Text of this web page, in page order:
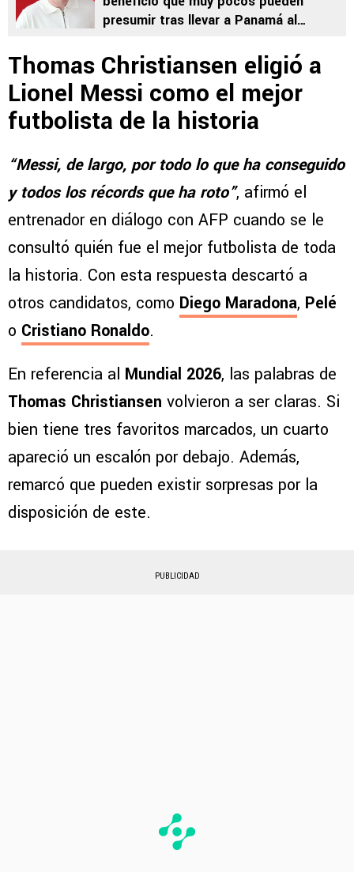
presumir tras llevar a Panamá al
Thomas Christiansen eligió a
Lionel Messi como el mejor
futbolista de la historia
“Messi, de largo, por todo lo que ha conseguido
y todos los récords que ha roto”, afirmó el
entrenador en diálogo con AFP cuando se le
consultó quién fue el mejor futbolista de toda
la historia. Con esta respuesta descartó a
otros candidatos, como Diego Maradona, Pelé
o Cristiano Ronaldo.
En referencia al Mundial 2026, las palabras de
Thomas Christiansen volvieron a ser claras. Si
bien tiene tres favoritos marcados, un cuarto
apareció un escalón por debajo. Además,
remarcó que pueden existir sorpresas por la
disposición de este.
PUBLICIDAD